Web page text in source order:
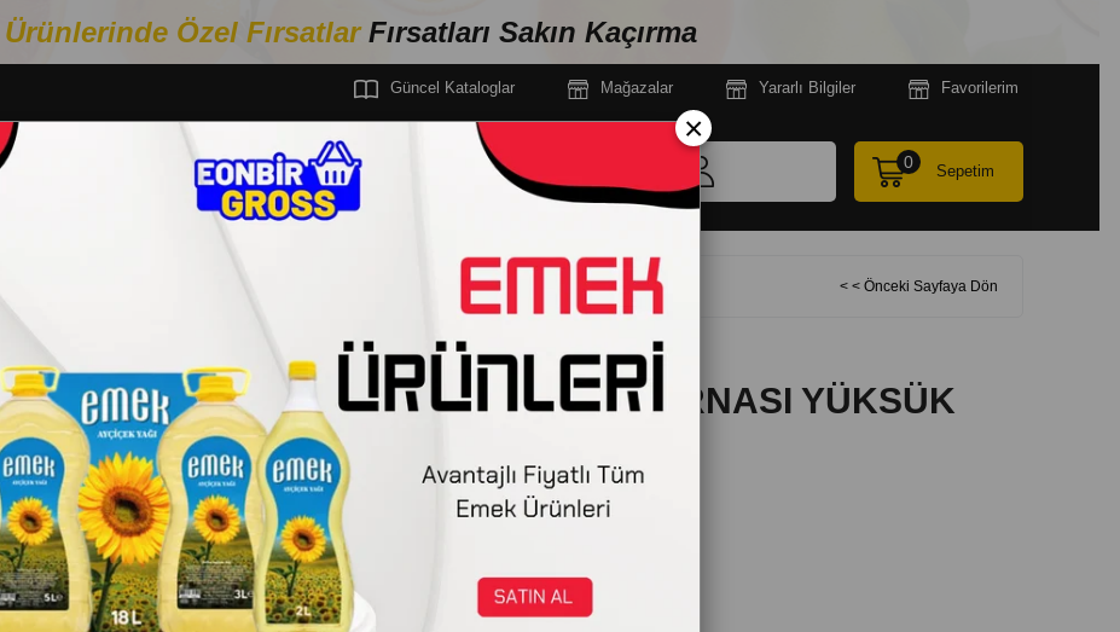
Özel Fırsatlar Fırsatları Sakın Kaçırma
Güncel Kataloglar Mağazalar Yararlı Bilgiler Favorilerim
Sepetim
0
NUH‘UN ANKARA MAKARNASI YÜKSÜK 500 GR < < Önceki Sayfaya Dön
NUHUN ANKARA
NUH‘UN ANKARA MAKARNASI YÜKSÜK
500 GR
Stok Kodu
Barkod
8690576029288
Tedarikçi : Netsis
₺23,95
×